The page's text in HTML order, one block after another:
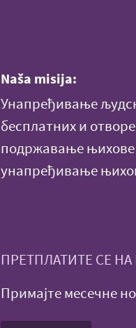
Naša misija:
Унапређивање
бесплатних и
подржавање њихове
унапређивање
ПРЕТПЛАТИТЕ СЕ
Примајте месечне